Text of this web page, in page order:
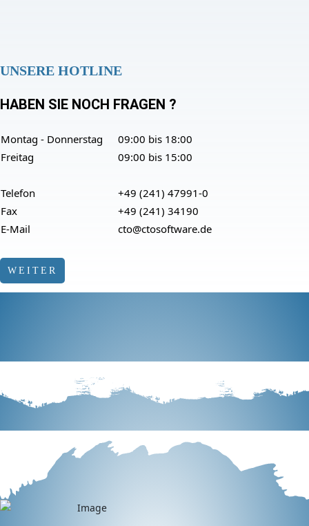
UNSERE HOTLINE
HABEN SIE NOCH FRAGEN ?
Montag - Donnerstag
09:00 bis 18:00
Freitag
09:00 bis 15:00
Telefon
+49 (241) 47991-0
Fax
+49 (241) 34190
E-Mail
cto@ctosoftware.de
WEITER